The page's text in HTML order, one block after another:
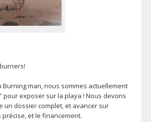
Burning man, nous sommes actuellement
pour exposer sur la playa ! Nous devons
un dossier complet, et avancer sur
précise, et le financement.